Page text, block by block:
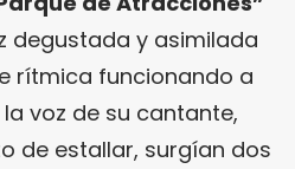
degustada y asimilada
rítmica funcionando a
voz de su cantante,
de estallar, surgían dos